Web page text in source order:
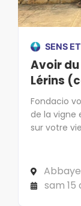
SENS
Avoir
Lérins
Fondacio
de la vigne
sur votre
CS 10040
sam 15